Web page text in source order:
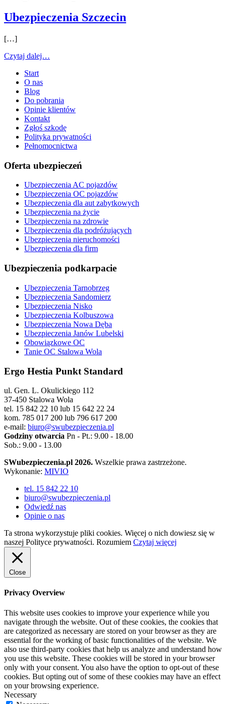
Ubezpieczenia Szczecin
[…]
Czytaj dalej…
Start
O nas
Blog
Do pobrania
Opinie klientów
Kontakt
Zgłoś szkodę
Polityka prywatności
Pełnomocnictwa
Oferta ubezpieczeń
Ubezpieczenia AC pojazdów
Ubezpieczenia OC pojazdów
Ubezpieczenia dla aut zabytkowych
Ubezpieczenia na życie
Ubezpieczenia na zdrowie
Ubezpieczenia dla podróżujących
Ubezpieczenia nieruchomości
Ubezpieczenia dla firm
Ubezpieczenia podkarpacie
Ubezpieczenia Tarnobrzeg
Ubezpieczenia Sandomierz
Ubezpieczenia Nisko
Ubezpieczenia Kolbuszowa
Ubezpieczenia Nowa Dęba
Ubezpieczenia Janów Lubelski
Obowiązkowe OC
Tanie OC Stalowa Wola
Ergo Hestia Punkt Standard
ul. Gen. L. Okulickiego 112
37-450 Stalowa Wola
tel. 15 842 22 10 lub 15 642 22 24
kom. 785 017 200 lub 796 617 200
e-mail: biuro@swubezpieczenia.pl
Godziny otwarcia Pn - Pt.: 9.00 - 18.00
Sob.: 9.00 - 13.00
SWubezpieczenia.pl 2026. Wszelkie prawa zastrzeżone.
Wykonanie: MIVIO
tel. 15 842 22 10
biuro@swubezpieczenia.pl
Odwiedź nas
Opinie o nas
Ta strona wykorzystuje pliki cookies. Więcej o nich dowiesz się w
naszej Polityce prywatności. Rozumiem Czytaj więcej
Close
Privacy Overview
This website uses cookies to improve your experience while you
navigate through the website. Out of these cookies, the cookies that
are categorized as necessary are stored on your browser as they are
essential for the working of basic functionalities of the website. We
also use third-party cookies that help us analyze and understand how
you use this website. These cookies will be stored in your browser
only with your consent. You also have the option to opt-out of these
cookies. But opting out of some of these cookies may have an effect
on your browsing experience.
Necessary